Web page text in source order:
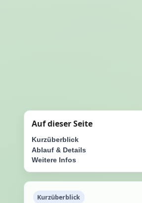
Kurzüberblick
Auf dieser Seite
Kurzüberblick
Ablauf & Details
Weitere Infos